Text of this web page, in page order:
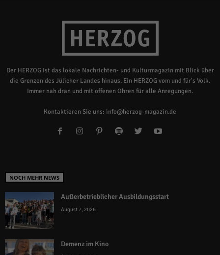
Der HERZOG ist das lokale Nachrichten- und Kulturmagazin mit Blick über
die Grenzen des Jülicher Landes hinaus. Ein HERZOG vom und für's Volk.
Immer nah dran und mit offenen Ohren für alle Anregungen.
Kontaktieren Sie uns: info@herzog-magazin.de
NOCH MEHR NEWS
Außerbetrieblicher Ausbildungsstart
August 7, 2026
Demenz im Kino